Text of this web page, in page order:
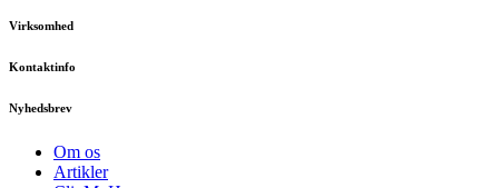
Virksomhed
Kontaktinfo
Nyhedsbrev
Om os
Artikler